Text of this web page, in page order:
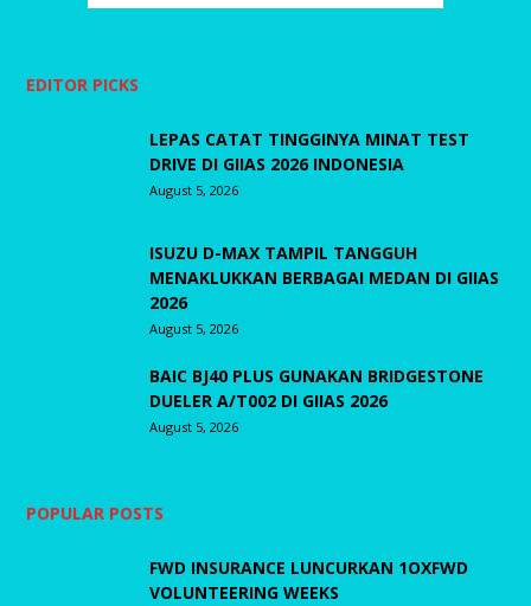
EDITOR PICKS
LEPAS CATAT TINGGINYA MINAT TEST
DRIVE DI GIIAS 2026 INDONESIA
August 5, 2026
ISUZU D-MAX TAMPIL TANGGUH
MENAKLUKKAN BERBAGAI MEDAN DI GIIAS
2026
August 5, 2026
BAIC BJ40 PLUS GUNAKAN BRIDGESTONE
DUELER A/T002 DI GIIAS 2026
August 5, 2026
POPULAR POSTS
FWD INSURANCE LUNCURKAN 1OXFWD
VOLUNTEERING WEEKS